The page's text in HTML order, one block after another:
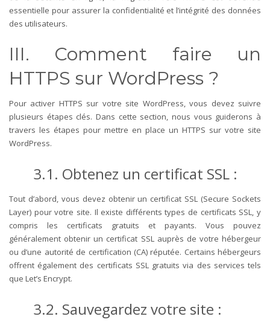
essentielle pour assurer la confidentialité et l’intégrité des données
des utilisateurs.
III. Comment faire un
HTTPS sur WordPress ?
Pour activer HTTPS sur votre site WordPress, vous devez suivre
plusieurs étapes clés. Dans cette section, nous vous guiderons à
travers les étapes pour mettre en place un HTTPS sur votre site
WordPress.
3.1. Obtenez un certificat SSL :
Tout d’abord, vous devez obtenir un certificat SSL (Secure Sockets
Layer) pour votre site. Il existe différents types de certificats SSL, y
compris les certificats gratuits et payants. Vous pouvez
généralement obtenir un certificat SSL auprès de votre hébergeur
ou d’une autorité de certification (CA) réputée. Certains hébergeurs
offrent également des certificats SSL gratuits via des services tels
que Let’s Encrypt.
3.2. Sauvegardez votre site :